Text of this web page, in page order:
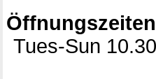
Tues-Sun